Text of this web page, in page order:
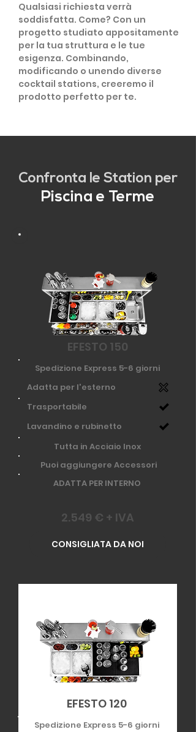
Qualsiasi richiesta verrà
soddisfatta. Come? Con un
progetto studiato appositamente
per la tua struttura e le tue
esigenza. Combinando,
modificando o unendo diverse
cocktail stations, creeremo il
prodotto perfetto per te.
Confronta le Station per
Piscina e Terme
EFESTO 150
Spedizione Express 5-6 giorni
Adatta per l'esterno
Trasportabile
Lavandino e rubinetto
Puoi aggiungere Accessori
Tutta in Acciaio Inox
ADATTA PER INTERNO
2.549 € + IVA
CONSIGLIATA DA NOI
EFESTO 120
Spedizione Express 5-6 giorni